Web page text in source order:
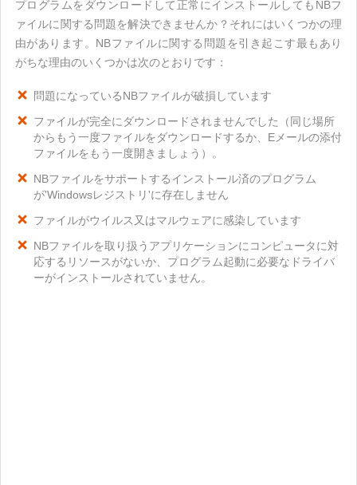
プログラムをダウンロードして正常にインストールしてもNBフ
ァイルに関する問題を解決できませんか？それにはいくつかの理
由があります。NBファイルに関する問題を引き起こす最もあり
がちな理由のいくつかは次のとおりです：
問題になっているNBファイルが破損しています
ファイルが完全にダウンロードされませんでした（同じ場所
からもう一度ファイルをダウンロードするか、Eメールの添付
ファイルをもう一度開きましょう）。
NBファイルをサポートするインストール済のプログラム
が'Windowsレジストリ'に存在しません
ファイルがウイルス又はマルウェアに感染しています
NBファイルを取り扱うアプリケーションにコンピュータに対
応するリソースがないか、プログラム起動に必要なドライバ
ーがインストールされていません。